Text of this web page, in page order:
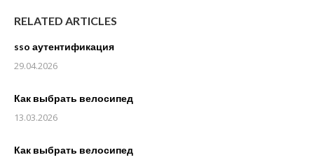
RELATED ARTICLES
sso аутентификация
29.04.2026
Как выбрать велосипед
13.03.2026
Как выбрать велосипед